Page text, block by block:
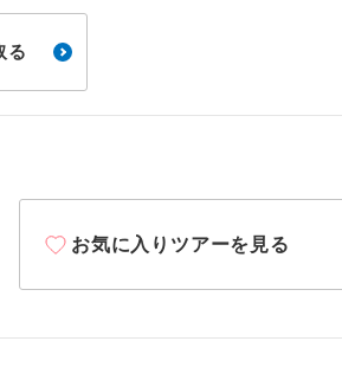
る
お気に入りツアーを見る
齢制限あり ご参加にあたり年齢